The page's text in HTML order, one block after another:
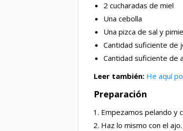
2 cucharadas de miel
Una cebolla
Una pizca de sal y
Cantidad suficiente de
Cantidad suficiente de
Leer también: He aquí
Preparación
Empezamos pelando y
Haz lo mismo con el ajo.